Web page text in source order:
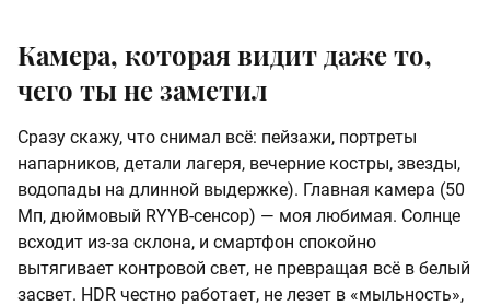
Камера, которая видит даже то,
чего ты не заметил
Сразу скажу, что снимал всё: пейзажи, портреты
напарников, детали лагеря, вечерние костры, звезды,
водопады на длинной выдержке). Главная камера (50
Мп, дюймовый RYYB-сенсор) — моя любимая. Солнце
всходит из-за склона, и смартфон спокойно
вытягивает контровой свет, не превращая всё в белый
засвет. HDR честно работает, не лезет в «мыльность»,